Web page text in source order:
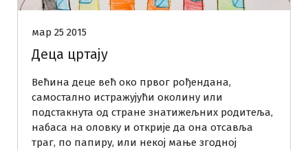
мар 25 2015
Деца цртају
Већина деце већ око првог рођендана,
самостално истражујући околину или
подстакнута од стране знатижељних родитеља,
набаса на оловку и открије да она отсавља
траг, по папиру, или некој мање згодној